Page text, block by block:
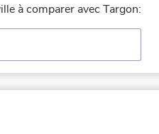
à comparer avec Targon: